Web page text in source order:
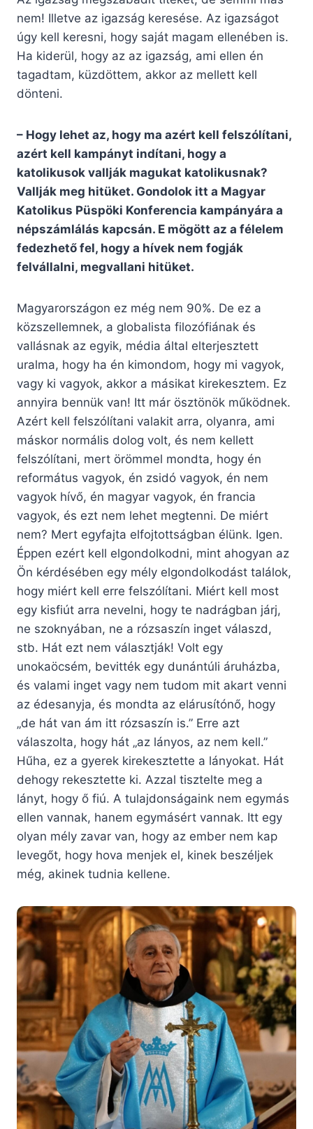
nem! Illetve az igazság keresése. Az igazságot
úgy kell keresni, hogy saját magam ellenében is.
Ha kiderül, hogy az az igazság, ami ellen én
tagadtam, küzdöttem, akkor az mellett kell
dönteni.
– Hogy lehet az, hogy ma azért kell felszólítani,
azért kell kampányt indítani, hogy a
katolikusok vallják magukat katolikusnak?
Vallják meg hitüket. Gondolok itt a Magyar
Katolikus Püspöki Konferencia kampányára a
népszámlálás kapcsán. E mögött az a félelem
fedezhető fel, hogy a hívek nem fogják
felvállalni, megvallani hitüket.
Magyarországon ez még nem 90%. De ez a
közszellemnek, a globalista filozófiának és
vallásnak az egyik, média által elterjesztett
uralma, hogy ha én kimondom, hogy mi vagyok,
vagy ki vagyok, akkor a másikat kirekesztem. Ez
annyira bennük van! Itt már ösztönök működnek.
Azért kell felszólítani valakit arra, olyanra, ami
máskor normális dolog volt, és nem kellett
felszólítani, mert örömmel mondta, hogy én
református vagyok, én zsidó vagyok, én nem
vagyok hívő, én magyar vagyok, én francia
vagyok, és ezt nem lehet megtenni. De miért
nem? Mert egyfajta elfojtottságban élünk. Igen.
Éppen ezért kell elgondolkodni, mint ahogyan az
Ön kérdésében egy mély elgondolkodást találok,
hogy miért kell erre felszólítani. Miért kell most
egy kisfiút arra nevelni, hogy te nadrágban járj,
ne szoknyában, ne a rózsaszín inget válaszd,
stb. Hát ezt nem választják! Volt egy
unokaöcsém, bevitték egy dunántúli áruházba,
és valami inget vagy nem tudom mit akart venni
az édesanyja, és mondta az elárusítónő, hogy
„de hát van ám itt rózsaszín is.” Erre azt
válaszolta, hogy hát „az lányos, az nem kell.”
Hűha, ez a gyerek kirekesztette a lányokat. Hát
dehogy rekesztette ki. Azzal tisztelte meg a
lányt, hogy ő fiú. A tulajdonságaink nem egymás
ellen vannak, hanem egymásért vannak. Itt egy
olyan mély zavar van, hogy az ember nem kap
levegőt, hogy hova menjek el, kinek beszéljek
még, akinek tudnia kellene.